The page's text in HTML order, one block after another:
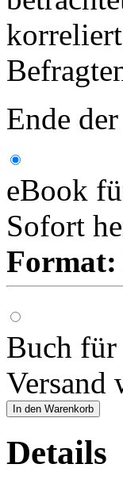
Ende
eBook
Sofort
Format:
Buch für
Versand
In den Warenkorb
Details